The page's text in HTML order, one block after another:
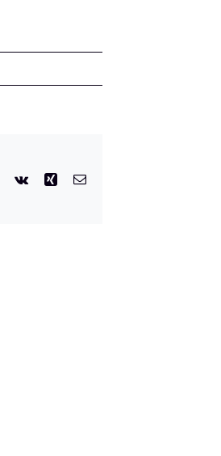
Pinterest
Vk Xing E-